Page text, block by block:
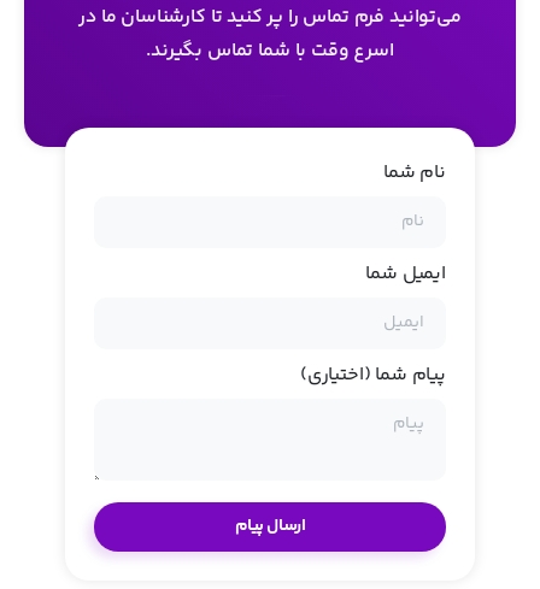
می‌توانید فرم تماس را پر کنید تا کارشناسان ما در
اسرع وقت با شما تماس بگیرند.
نام شما
ایمیل شما
پیام شما (اختیاری)